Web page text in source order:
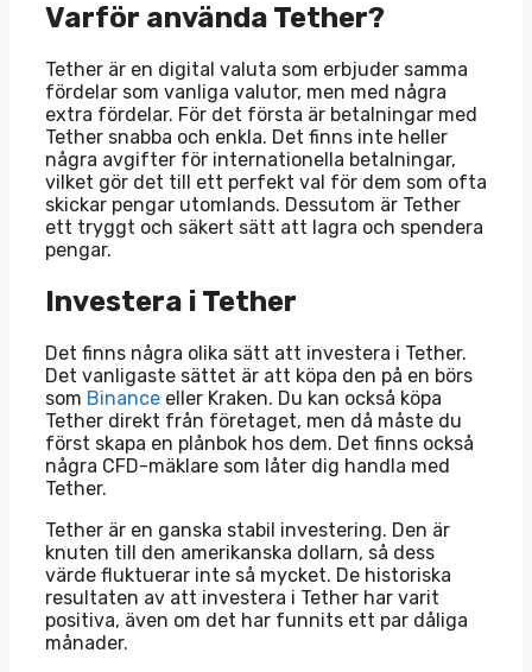
Varför använda Tether?
Tether är en digital valuta som erbjuder samma
fördelar som vanliga valutor, men med några
extra fördelar. För det första är betalningar med
Tether snabba och enkla. Det finns inte heller
några avgifter för internationella betalningar,
vilket gör det till ett perfekt val för dem som ofta
skickar pengar utomlands. Dessutom är Tether
ett tryggt och säkert sätt att lagra och spendera
pengar.
Investera i Tether
Det finns några olika sätt att investera i Tether.
Det vanligaste sättet är att köpa den på en börs
som Binance eller Kraken. Du kan också köpa
Tether direkt från företaget, men då måste du
först skapa en plånbok hos dem. Det finns också
några CFD-mäklare som låter dig handla med
Tether.
Tether är en ganska stabil investering. Den är
knuten till den amerikanska dollarn, så dess
värde fluktuerar inte så mycket. De historiska
resultaten av att investera i Tether har varit
positiva, även om det har funnits ett par dåliga
månader.